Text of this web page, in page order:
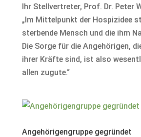
Ihr Stellvertreter, Prof. Dr. Peter
„Im Mittelpunkt der Hospizidee
sterbende Mensch und die ihm
Die Sorge für die Angehörigen,
ihrer Kräfte sind, ist also
allen zugute.“
Angehörigengruppe gegründet